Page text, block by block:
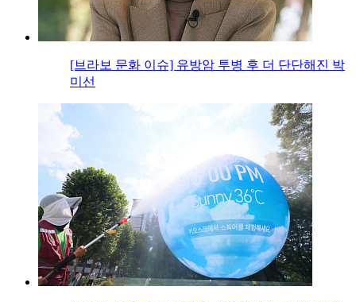
[브라보 문화 이슈] 유방암 투병 후 더 단단해진 박
미선